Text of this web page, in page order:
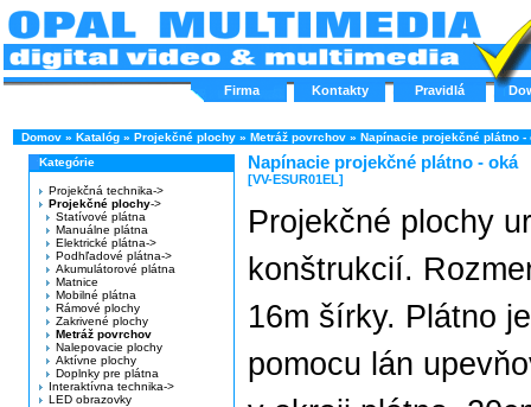
Firma Kontakty Pravidlá
Domov » Katalóg » Projekčné plochy » Metráž povrchov » Napínacie projekčné plátno -
Kategórie
Projekčná technika->
Projekčné plochy->
Statívové plátna
Manuálne plátna
Elektrické plátna->
Podhľadové plátna->
Akumulátorové plátna
Matnice
Mobilné plátna
Rámové plochy
Zakrivené plochy
Metráž povrchov
Nalepovacie plochy
Aktívne plochy
Doplnky pre plátna
Interaktívna technika->
LED obrazovky
Napínacie projekčné plátno - oká
[VV-ESUR01EL]
Projekčné plochy
konštrukcií.
16m šírky. Plátno
pomocu lán